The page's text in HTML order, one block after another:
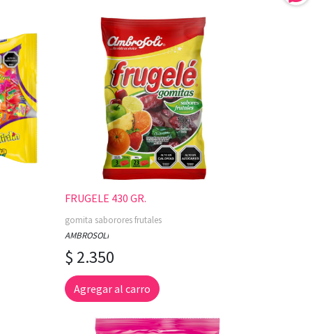
FRUGELE 430 GR.
gomita saborores frutales
AMBROSOLI
$ 2.350
Agregar al carro